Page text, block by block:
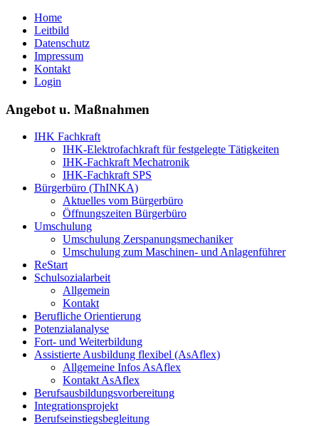
Home
Leitbild
Datenschutz
Impressum
Kontakt
Login
Angebot u. Maßnahmen
IHK Fachkraft
IHK-Elektrofachkraft für festgelegte Tätigkeiten
IHK-Fachkraft Mechatronik
IHK-Fachkraft SPS
Bürgerbüro (ThINKA)
Aktuelles vom Bürgerbüro
Öffnungszeiten Bürgerbüro
Umschulung
Umschulung Zerspanungsmechaniker
Umschulung zum Maschinen- und Anlagenführer
ReStart
Schulsozialarbeit
Allgemein
Kontakt
Berufliche Orientierung
Potenzialanalyse
Fort- und Weiterbildung
Assistierte Ausbildung flexibel (AsAflex)
Allgemeine Infos AsAflex
Kontakt AsAflex
Berufsausbildungsvorbereitung
Integrationsprojekt
Berufseinstiegsbegleitung